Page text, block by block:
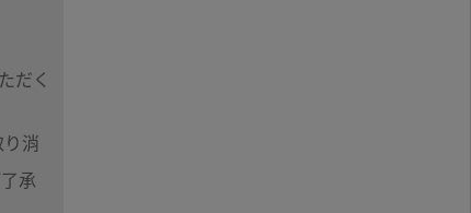
だく
消
承